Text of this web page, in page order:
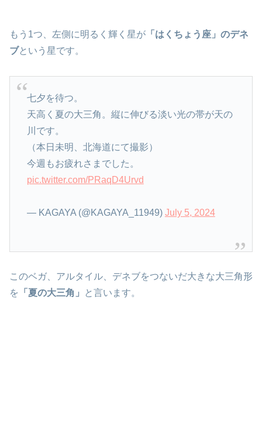
もう1つ、左側に明るく輝く星が 「はくちょう座」のデネ
ブという星です。
七夕を待つ。
天高く夏の大三角。縦に伸びる淡い光の帯が天の
川です。
（本日未明、北海道にて撮影）
今週もお疲れさまでした。
pic.twitter.com/PRaqD4Urvd
— KAGAYA (@KAGAYA_11949) July 5, 2024
このベガ、アルタイル、デネブをつないだ大きな大三角形
を
「夏の大三角」 と言います。